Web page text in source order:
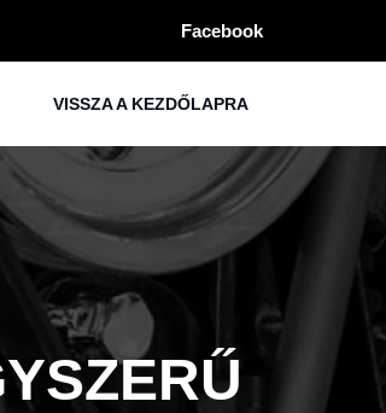
Facebook
VISSZA A KEZDŐLAPRA